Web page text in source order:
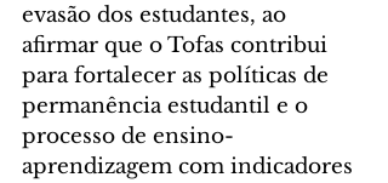
evasão dos estudantes, ao
afirmar que o Tofas contribui
para fortalecer as políticas de
permanência estudantil e o
processo de ensino-
aprendizagem com indicadores